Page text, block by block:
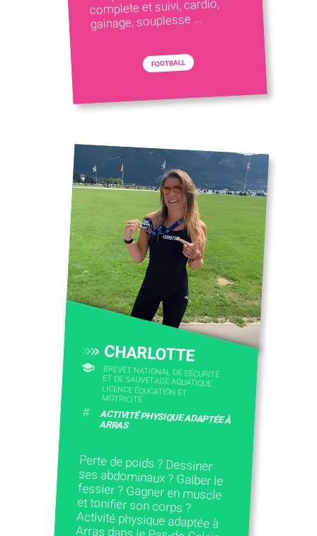
complete et suivi, cardio,
gainage, souplesse ...
FOOTBALL
CHARLOTTE
BREVET NATIONAL DE SÉCURITÉ
ET DE SAUVETAGE AQUATIQUE
LICENCE ÉDUCATION ET
MOTRICITÉ
# ACTIVITÉ PHYSIQUE ADAPTÉE À
ARRAS
Perte de poids ? Dessiner
ses abdominaux ? Galber le
fessier ? Gagner en muscle
et tonifier son corps ?
Activité physique adaptée à